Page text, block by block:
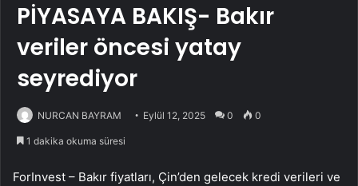
PİYASAYA BAKIŞ- Bakır
veriler öncesi yatay
seyrediyor
NURCAN BAYRAM Eylül 12, 2025 0 0
1 dakika okuma süresi
ForInvest – Bakır fiyatları, Çin’den gelecek kredi verileri ve